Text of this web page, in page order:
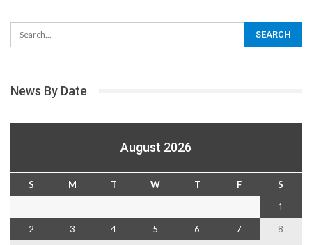
News By Date
August 2026
S M T W T F
S
1
2
3 4 5 6 7
8